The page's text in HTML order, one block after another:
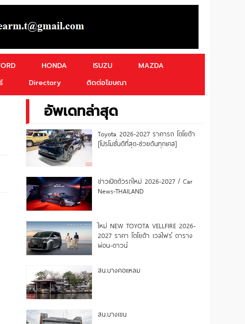
HONDA ISUZU
MAZDA
Directory ติดต่อโฆษณา
อัพเดทล่าสุด
Toyota 2026-2027 ราคารถ โตโยต้า
[โปรโมชั่นดีที่สุด-ช่วยดันทุกเคส]
ข่าวเปิดตัวรถใหม่ 2026-2027 / Car
News-THAILAND
ใหม่ NEW TOYOTA VELLFIRE 2026-
2027 ราคา โตโยต้า เวลไฟร์ ตาราง
ผ่อน-ดาวน์
สน.บางคอแหลม
สน.บางเขน